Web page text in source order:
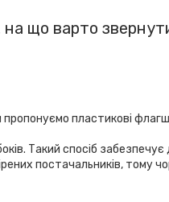
на що варто
пластикові
Такий спосіб забезпечує
постачальників, тому